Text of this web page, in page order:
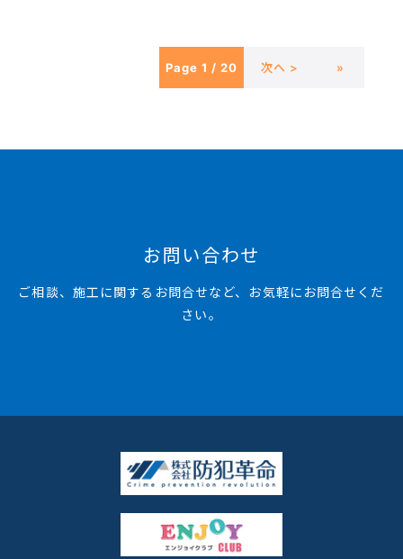
Page 1 / 20 次へ > »
お問い合わせ
ご相談、施工に関するお問合せなど、お気軽にお問合せくだ
さい。